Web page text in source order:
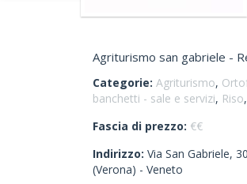
Agriturismo san gabriele -
Categorie: Agriturismo,
banchetti - sale e servizi, Riso,
Fascia di prezzo: €€
Indirizzo: Via San Gabriele,
(Verona) - Veneto